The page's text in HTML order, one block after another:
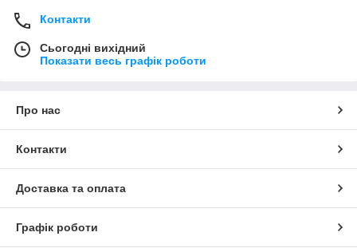
Контакти
Сьогодні вихідний
Показати весь графік роботи
Про нас
Контакти
Доставка та оплата
Графік роботи